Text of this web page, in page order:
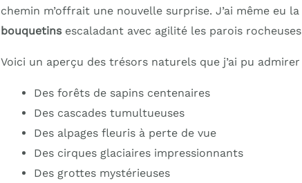
chemin m’offrait une nouvelle surprise. J’ai même eu
bouquetinsescaladant avec agilité les parois
Voici un aperçu des trésors naturels que j’ai pu admirer
Des forêts de sapins centenaires
Des cascades tumultueuses
Des alpages fleuris à perte de vue
Des cirques glaciaires impressionnants
Des grottes mystérieuses